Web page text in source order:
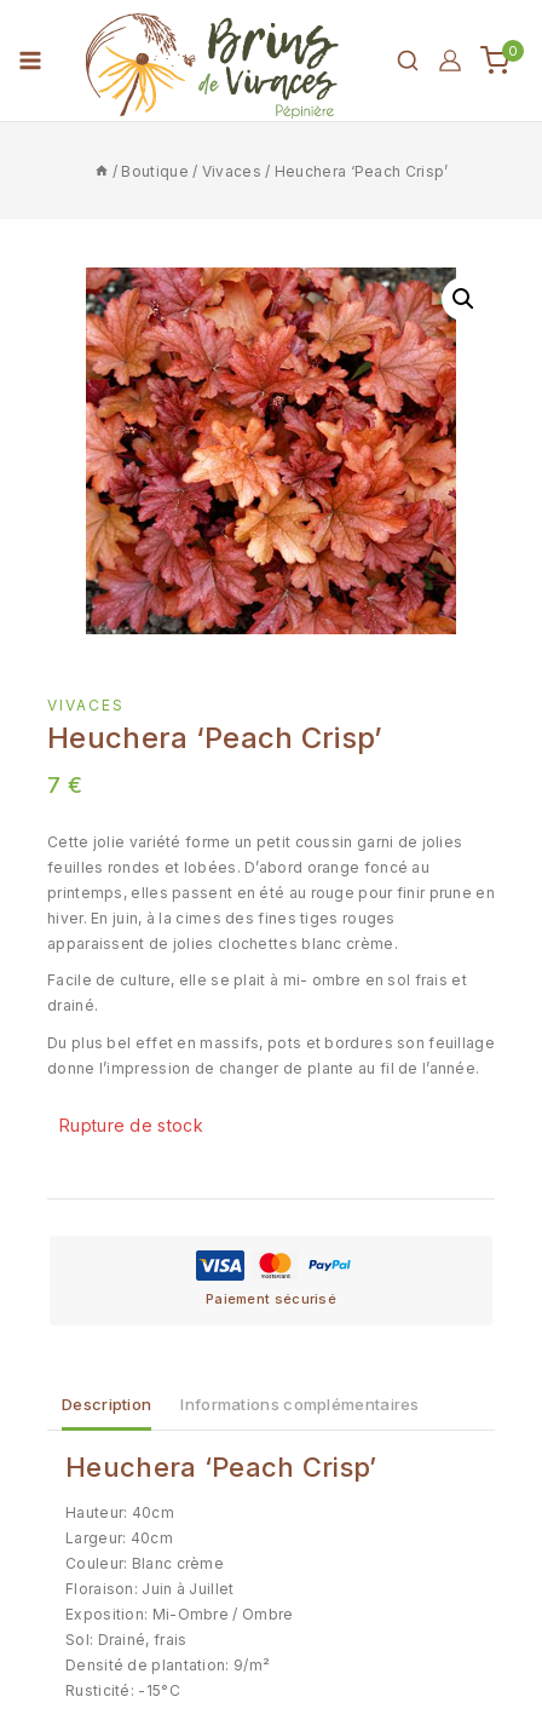
0
/ Boutique / Vivaces / Heuchera ‘Peach Crisp’
VIVACES
Heuchera ‘Peach Crisp’
7 €
Cette jolie variété forme un petit coussin garni de jolies
feuilles rondes et lobées. D’abord orange foncé au
printemps, elles passent en été au rouge pour finir prune en
hiver. En juin, à la cimes des fines tiges rouges
apparaissent de jolies clochettes blanc crème.
Facile de culture, elle se plait à mi- ombre en sol frais et
drainé.
Du plus bel effet en massifs, pots et bordures son feuillage
donne l’impression de changer de plante au fil de l’année.
Rupture de stock
Paiement sécurisé
Description Informations complémentaires
Heuchera ‘Peach Crisp’
Hauteur: 40cm
Largeur: 40cm
Couleur: Blanc crème
Floraison: Juin à Juillet
Exposition: Mi-Ombre / Ombre
Sol: Drainé, frais
Densité de plantation: 9/m²
Rusticité: -15°C